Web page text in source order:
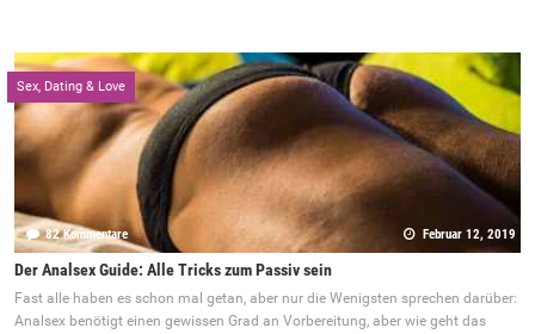
Sex, Dating & Love
82 Kommentare Februar 12, 2019
Der Analsex Guide: Alle Tricks zum Passiv sein
Fast alle haben es schon mal getan, aber nur die Wenigsten sprechen darüber:
Analsex benötigt einen gewissen Grad an Vorbereitung, aber wie geht das